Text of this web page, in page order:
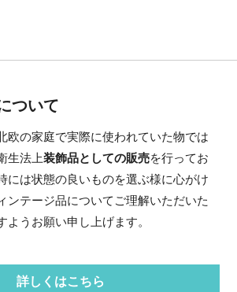
ついて
欧の家庭で実際に使われていた物では
生法上装飾品としての販売を行ってお
には状態の良いものを選ぶ様に心がけ
ンテージ品についてご理解いただいた
ようお願い申し上げます。
詳しくはこちら